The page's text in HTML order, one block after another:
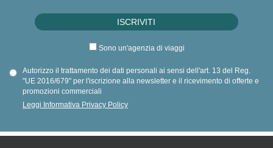
Sono un'agenzia di viaggi
Autorizzo il trattamento dei dati personali ai sensi dell'art. 13 del Reg.
"UE 2016/679" per l'iscrizione alla newsletter e il ricevimento di offerte e
promozioni commerciali
Leggi Informativa Privacy Policy